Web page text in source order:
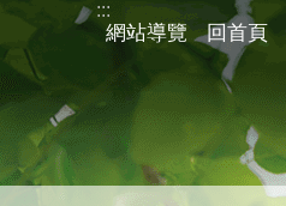
:::
網站導覽 回首頁